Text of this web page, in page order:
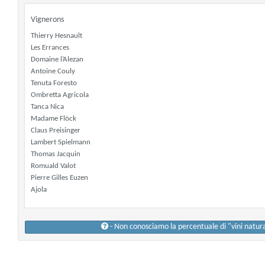
Vignerons
Thierry Hesnault
Les Errances
Domaine l’Alezan
Antoine Couly
Tenuta Foresto
Ombretta Agricola
Tanca Nica
Madame Flöck
Claus Preisinger
Lambert Spielmann
Thomas Jacquin
Romuald Valot
Pierre Gilles Euzen
Ajola
- Non conosciamo la percentuale di "vini